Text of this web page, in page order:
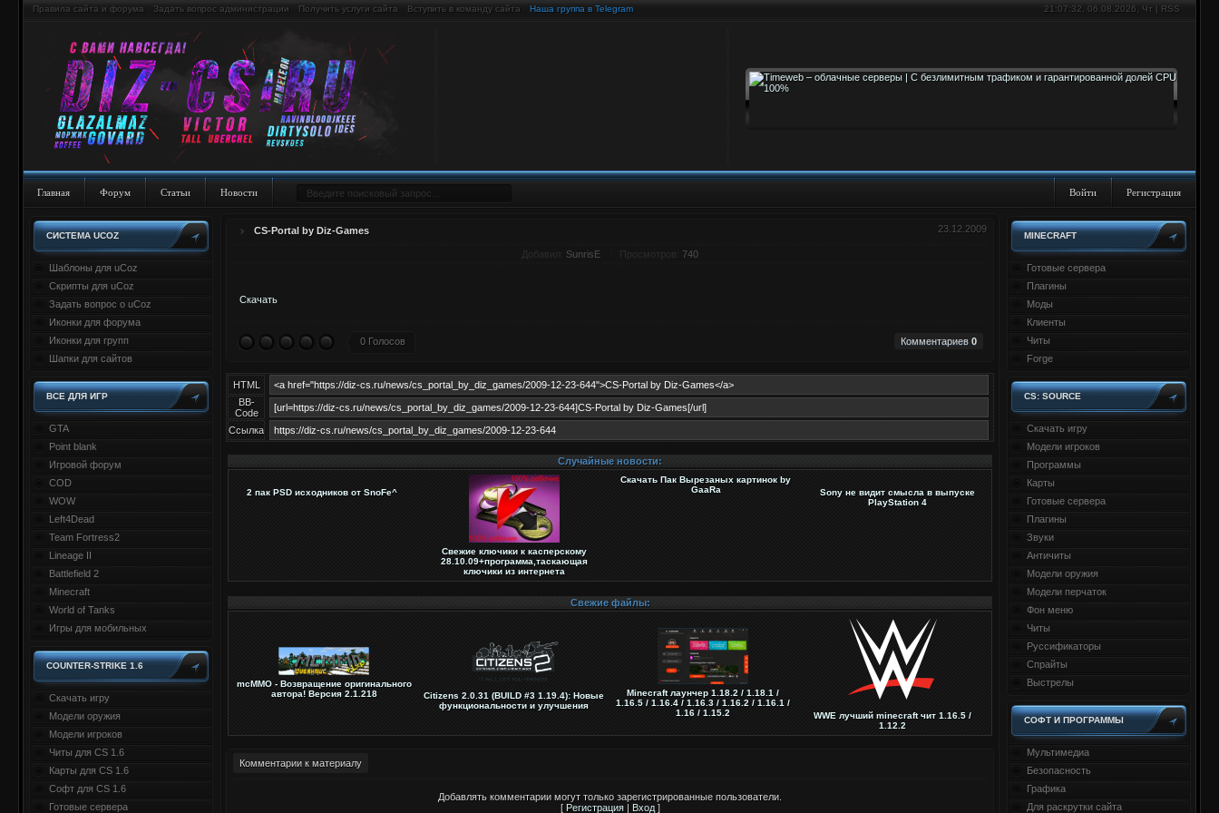
21:07:32 , 06.08.2026, Чт | RSS
Правила сайта и форума Задать вопрос администрации Получить услуги сайта Вступить в команду сайта Наша группа в Telegram
Войти Регистрация
Главная Форум Статьи Новости
MINECRAFT
Готовые сервера
Плагины
Моды
Клиенты
Читы
Forge
CS: SOURCE
Скачать игру
Модели игроков
Программы
Карты
Готовые сервера
Плагины
Звуки
Античиты
Модели оружия
Модели перчаток
Фон меню
Читы
Руссификаторы
Спрайты
Выстрелы
СОФТ И ПРОГРАММЫ
Мультимедиа
Безопасность
Графика
Для раскрутки сайта
СИСТЕМА UCOZ
Шаблоны для uCoz
Скрипты для uCoz
Задать вопрос о uCoz
Иконки для форума
Иконки для групп
Шапки для сайтов
ВСЕ ДЛЯ ИГР
GTA
Point blank
Игровой форум
COD
WOW
Left4Dead
Team Fortress2
Lineage II
Battlefield 2
Minecraft
World of Tanks
Игры для мобильных
COUNTER-STRIKE 1.6
Скачать игру
Модели оружия
Модели игроков
Читы для CS 1.6
Карты для CS 1.6
Софт для CS 1.6
Готовые сервера
23.12.2009
CS-Portal by Diz-Games
Добавил: SunrisE Просмотров: 740
Скачать
Комментариев 0
0 Голосов
HTML
BB-
Code
Ссылка
Случайные новости:
2 пак PSD исходников от SnoFe^
Свежие ключики к касперскому
28.10.09+программа,таскающая
ключики из интернета
Скачать Пак Вырезаных картинок by
GaaRa
Sony не видит смысла в выпуске
PlayStation 4
Свежие файлы:
mcMMO - Возвращение оригинального
автора! Версия 2.1.218
Citizens 2.0.31 (BUILD #3 1.19.4): Новые
функциональности и улучшения
Minecraft лаунчер 1.18.2 / 1.18.1 /
1.16.5 / 1.16.4 / 1.16.3 / 1.16.2 / 1.16.1 /
1.16 / 1.15.2
WWE лучший minecraft чит 1.16.5 /
1.12.2
Комментарии к материалу
Добавлять комментарии могут только зарегистрированные пользователи.
[ Регистрация| Вход]